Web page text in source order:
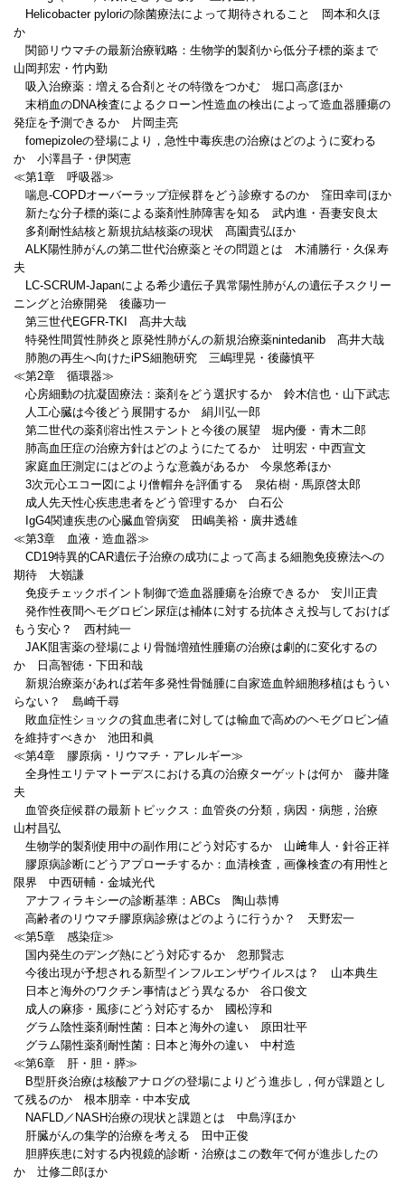
Helicobacter pyloriの除菌療法によって期待されること 岡本和久ほ
か
関節リウマチの最新治療戦略：生物学的製剤から低分子標的薬まで
山岡邦宏・竹内勤
吸入治療薬：増える合剤とその特徴をつかむ 堀口高彦ほか
末梢血のDNA検査によるクローン性造血の検出によって造血器腫瘍の
発症を予測できるか 片岡圭亮
fomepizoleの登場により，急性中毒疾患の治療はどのように変わる
か 小澤昌子・伊関憲
≪第1章 呼吸器≫
喘息-COPDオーバーラップ症候群をどう診療するのか 窪田幸司ほか
新たな分子標的薬による薬剤性肺障害を知る 武内進・吾妻安良太
多剤耐性結核と新規抗結核薬の現状 髙園貴弘ほか
ALK陽性肺がんの第二世代治療薬とその問題とは 木浦勝行・久保寿
夫
LC-SCRUM-Japanによる希少遺伝子異常陽性肺がんの遺伝子スクリー
ニングと治療開発 後藤功一
第三世代EGFR-TKI 髙井大哉
特発性間質性肺炎と原発性肺がんの新規治療薬nintedanib 髙井大哉
肺胞の再生へ向けたiPS細胞研究 三嶋理晃・後藤慎平
≪第2章 循環器≫
心房細動の抗凝固療法：薬剤をどう選択するか 鈴木信也・山下武志
人工心臓は今後どう展開するか 絹川弘一郎
第二世代の薬剤溶出性ステントと今後の展望 堀内優・青木二郎
肺高血圧症の治療方針はどのようにたてるか 辻明宏・中西宣文
家庭血圧測定にはどのような意義があるか 今泉悠希ほか
3次元心エコー図により僧帽弁を評価する 泉佑樹・馬原啓太郎
成人先天性心疾患患者をどう管理するか 白石公
IgG4関連疾患の心臓血管病変 田嶋美裕・廣井透雄
≪第3章 血液・造血器≫
CD19特異的CAR遺伝子治療の成功によって高まる細胞免疫療法への
期待 大嶺謙
免疫チェックポイント制御で造血器腫瘍を治療できるか 安川正貴
発作性夜間ヘモグロビン尿症は補体に対する抗体さえ投与しておけば
もう安心？ 西村純一
JAK阻害薬の登場により骨髄増殖性腫瘍の治療は劇的に変化するの
か 日高智徳・下田和哉
新規治療薬があれば若年多発性骨髄腫に自家造血幹細胞移植はもうい
らない？ 島崎千尋
敗血症性ショックの貧血患者に対しては輸血で高めのヘモグロビン値
を維持すべきか 池田和眞
≪第4章 膠原病・リウマチ・アレルギー≫
全身性エリテマトーデスにおける真の治療ターゲットは何か 藤井隆
夫
血管炎症候群の最新トピックス：血管炎の分類，病因・病態，治療
山村昌弘
生物学的製剤使用中の副作用にどう対応するか 山﨑隼人・針谷正祥
膠原病診断にどうアプローチするか：血清検査，画像検査の有用性と
限界 中西研輔・金城光代
アナフィラキシーの診断基準：ABCs 陶山恭博
高齢者のリウマチ膠原病診療はどのように行うか？ 天野宏一
≪第5章 感染症≫
国内発生のデング熱にどう対応するか 忽那賢志
今後出現が予想される新型インフルエンザウイルスは？ 山本典生
日本と海外のワクチン事情はどう異なるか 谷口俊文
成人の麻疹・風疹にどう対応するか 國松淳和
グラム陰性薬剤耐性菌：日本と海外の違い 原田壮平
グラム陽性薬剤耐性菌：日本と海外の違い 中村造
≪第6章 肝・胆・膵≫
B型肝炎治療は核酸アナログの登場によりどう進歩し，何が課題とし
て残るのか 根本朋幸・中本安成
NAFLD／NASH治療の現状と課題とは 中島淳ほか
肝臓がんの集学的治療を考える 田中正俊
胆膵疾患に対する内視鏡的診断・治療はこの数年で何が進歩したの
か 辻修二郎ほか